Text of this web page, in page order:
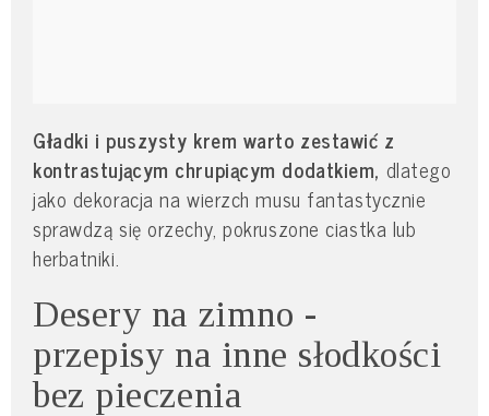
Gładki i puszysty krem warto zestawić z
kontrastującym chrupiącym dodatkiem, dlatego
jako dekoracja na wierzch musu fantastycznie
sprawdzą się orzechy, pokruszone ciastka lub
herbatniki.
Desery na zimno -
przepisy na inne słodkości
bez pieczenia